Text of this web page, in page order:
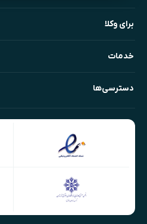
برای وکلا
خدمات
دسترسی‌ها